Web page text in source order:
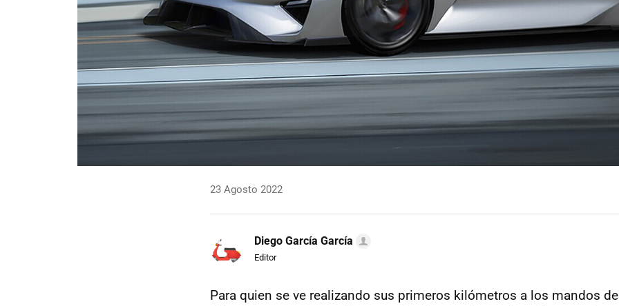
23 Agosto 2022
Diego García García
Editor
Para quien se ve realizando sus primeros kilómetros a los mandos